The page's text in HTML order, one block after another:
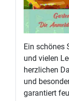
Ein schönes
und vielen
herzlichen
und
garantiert